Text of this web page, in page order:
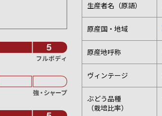
生産者名（原語）
原産国・地域
原産地呼称
ヴィンテージ
ぶどう品種
（栽培比率）